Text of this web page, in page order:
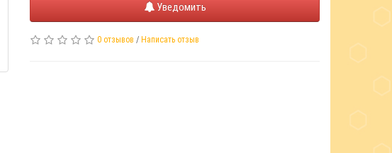
Уведомить
0 отзывов / Написать отзыв